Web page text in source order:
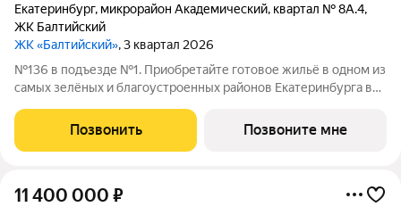
Екатеринбург, микрорайон Академический, квартал № 8А.4,
ЖК Балтийский
ЖК «Балтийский», 3 квартал 2026
№136 в подъезде №1. Приобретайте готовое жильё в одном из
самых зелёных и благоустроенных районов Екатеринбурга в
планировки: помимо стандартных, есть варианты с террасами,
антресолями,
Позвонить Позвоните мне
11 400 000 ₽